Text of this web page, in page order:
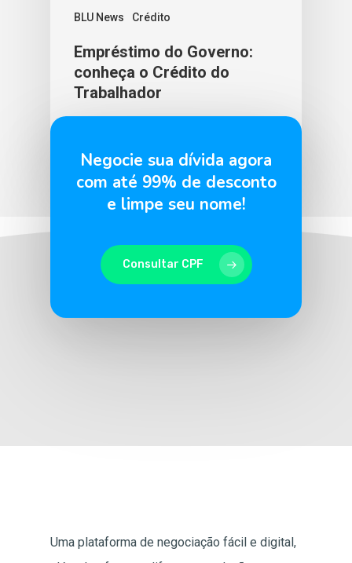
BLU News Crédito
Empréstimo do Governo:
conheça o Crédito do
Trabalhador
Negocie sua dívida agora
com até 99% de desconto
e limpe seu nome!
Consultar CPF
Uma plataforma de negociação fácil e digital,